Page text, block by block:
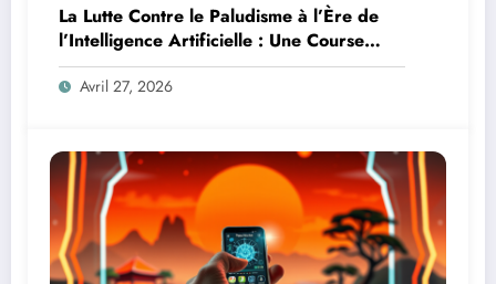
La Lutte Contre le Paludisme à l’Ère de
l’Intelligence Artificielle : Une Course
Contre la Montre Africaine
Avril 27, 2026